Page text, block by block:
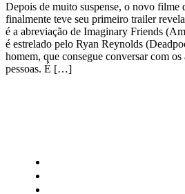
Depois de muito suspense, o novo filme
finalmente teve seu primeiro trailer
é a abreviação de Imaginary Friends
é estrelado pelo Ryan Reynolds
homem, que consegue conversar com
pessoas. É […]